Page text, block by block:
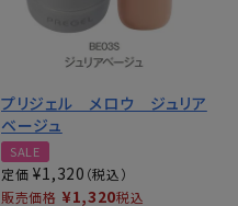
プリジェル メロウ ジュリア
ベージュ
SALE
定価 ¥1,320
販売価格 ¥1,320税込